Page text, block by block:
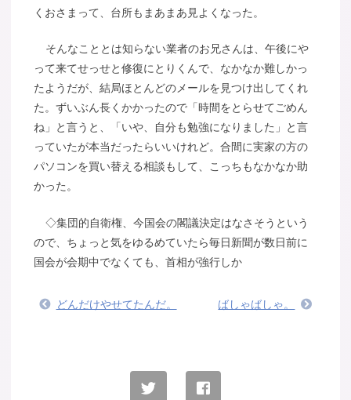
くおさまって、台所もまあまあ見よくなった。
そんなこととは知らない業者のお兄さんは、午後にや
って来てせっせと修復にとりくんで、なかなか難しかっ
たようだが、結局ほとんどのメールを見つけ出してくれ
た。ずいぶん長くかかったので「時間をとらせてごめん
ね」と言うと、「いや、自分も勉強になりました」と言
っていたが本当だったらいいけれど。合間に実家の方の
パソコンを買い替える相談もして、こっちもなかなか助
かった。
◇集団的自衛権、今国会の閣議決定はなさそうという
ので、ちょっと気をゆるめていたら毎日新聞が数日前に
国会が会期中でなくても、首相が強行しか
どんだけやせてたんだ。 ばしゃばしゃ。